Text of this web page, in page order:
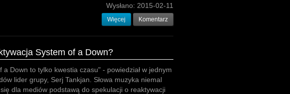
Wysłano: 2015-02-11
Więcej Komentarz
System of a Down?
a Down to tylko kwestia czasu" - powiedział w jednym
lider grupy, Serj Tankjan. Słowa muzyka niemal
się dla mediów podstawą do spekulacji o reaktywacji